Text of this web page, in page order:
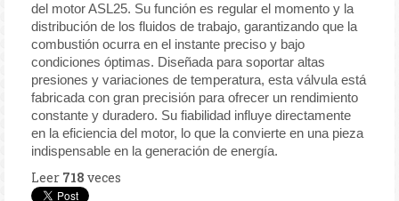
del motor ASL25. Su función es regular el momento y la
distribución de los fluidos de trabajo, garantizando que la
combustión ocurra en el instante preciso y bajo
condiciones óptimas. Diseñada para soportar altas
presiones y variaciones de temperatura, esta válvula está
fabricada con gran precisión para ofrecer un rendimiento
constante y duradero. Su fiabilidad influye directamente
en la eficiencia del motor, lo que la convierte en una pieza
indispensable en la generación de energía.
Leer 718 veces